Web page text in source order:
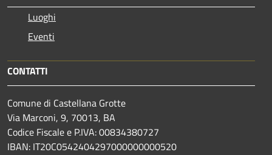
Luoghi
Eventi
CONTATTI
Comune di Castellana Grotte
Via Marconi, 9, 70013, BA
Codice Fiscale e P.IVA: 00834380727
IBAN: IT20C0542404297000000000520